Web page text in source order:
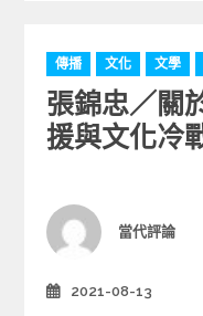
C
a
t
e
g
i
e
傳播 文化 文學
張錦忠／關
援與文化冷
Author
當代評論
2021-08-13